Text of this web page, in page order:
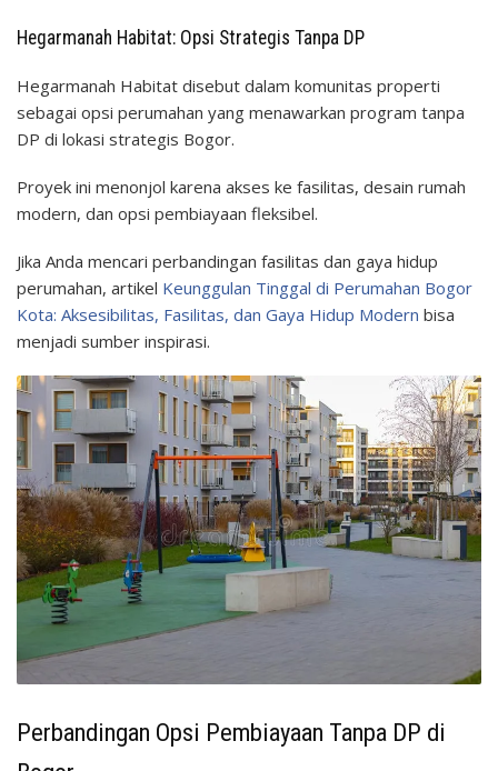
Hegarmanah Habitat: Opsi Strategis Tanpa DP
Hegarmanah Habitat disebut dalam komunitas properti
sebagai opsi perumahan yang menawarkan program tanpa
DP di lokasi strategis Bogor.
Proyek ini menonjol karena akses ke fasilitas, desain rumah
modern, dan opsi pembiayaan fleksibel.
Jika Anda mencari perbandingan fasilitas dan gaya hidup
perumahan, artikel Keunggulan Tinggal di Perumahan Bogor
Kota: Aksesibilitas, Fasilitas, dan Gaya Hidup Modern bisa
menjadi sumber inspirasi.
Perbandingan Opsi Pembiayaan Tanpa DP di